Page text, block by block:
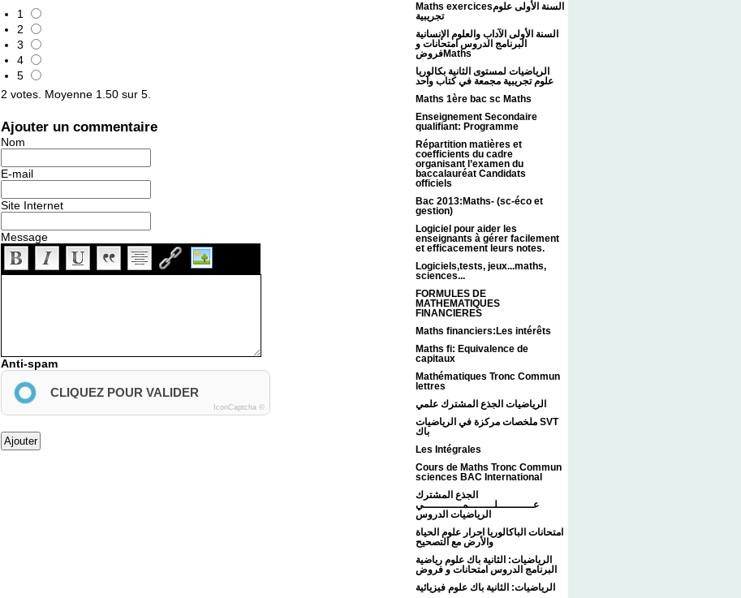
Maths exercicesالسنة الأولى علوم
تجريبية
السنة الأولى الآداب والعلوم الإنسانية
البرنامج الدروس امتحانات و
فروضMaths
الرياضيات لمستوى الثانية بكالوريا
علوم تجريبية مجمعة في كتاب واحد
Maths 1ère bac sc Maths
Enseignement Secondaire
qualifiant: Programme
Répartition matières et
coefficients du cadre
organisant l’examen du
baccalauréat Candidats
officiels
Bac 2013:Maths- (sc-éco et
gestion)
Logiciel pour aider les
enseignants à gérer facilement
et efficacement leurs notes.
Logiciels,tests, jeux...maths,
sciences...
FORMULES DE
MATHEMATIQUES
FINANCIERES
Maths financiers:Les intérêts
Maths fi: Equivalence de
capitaux
Mathématiques Tronc Commun
lettres
الرياضيات الجذع المشترك علمي
ملخصات مركزة في الرياضيات SVT
باك
Les Intégrales
Cours de Maths Tronc Commun
sciences BAC International
الجذع المشترك
عـــــــــــلــــــــمــــــــــــي
الرياضيات الدروس
امتحانات الباكالوريا احرار علوم الحياة
والأرض مع التصحيح
الرياضيات: الثانية باك علوم رياضية
البرنامج الدروس امتحانات و فروض
الرياضيات: الثانية باك علوم فيزيائية
1
2
3
4
5
2 votes. Moyenne 1.50 sur 5.
Ajouter un commentaire
Nom
E-mail
Site Internet
Message
Anti-spam
CLIQUEZ POUR VALIDER
IconCaptcha ©